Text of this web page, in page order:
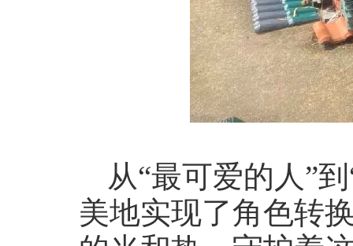
从“最可爱的人”
美地实现了角色转